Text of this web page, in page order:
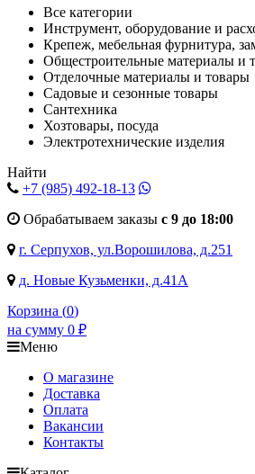
Все категории
Инструмент, оборудование и
Крепеж, мебельная фурнитура,
Общестроительные материалы и
Отделочные материалы и товары
Садовые и сезонные товары
Сантехника
Хозтовары, посуда
Электротехнические изделия
Найти
+7 (985) 492-18-13
Обрабатываем заказы с 9 до 18:00
г. Серпухов, ул.Ворошилова, д.251
д. Новые Кузьменки, д.41А
Корзина (0)
на сумму 0 ₽
Меню
О магазине
Доставка
Оплата
Вакансии
Контакты